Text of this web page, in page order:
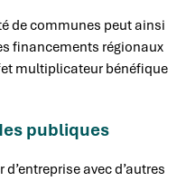
de communes peut ainsi
financements régionaux
multiplicateur bénéfique
publiques
avec d’autres